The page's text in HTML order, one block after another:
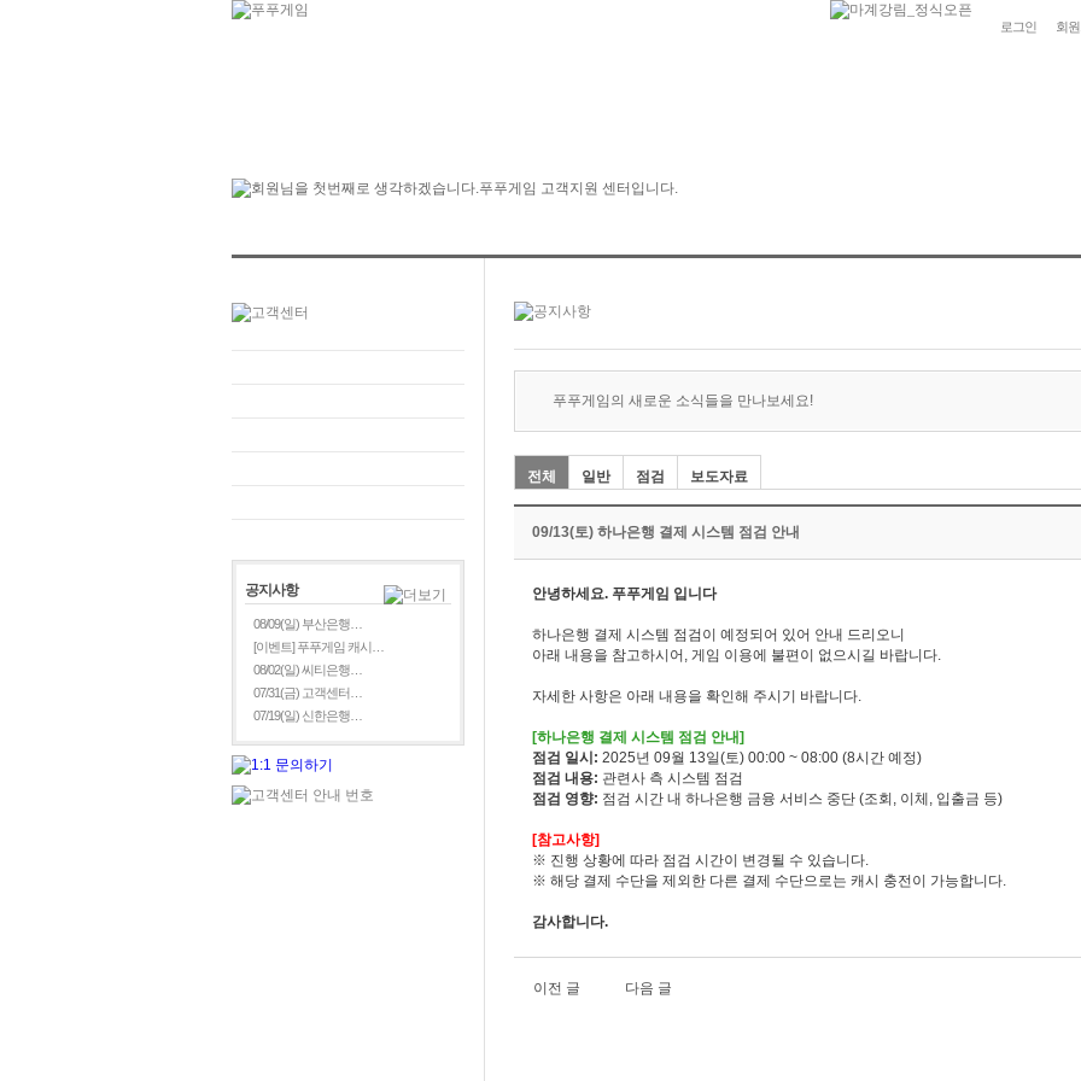
로그인 회
공지사항
08/09(일) 부산은행…
[이벤트] 푸푸게임 캐시…
08/02(일) 씨티은행…
07/31(금) 고객센터…
07/19(일) 신한은행…
푸푸게임의 새로운 소식들을 만나보세요!
전체 일반 점검 보도자료
09/13(토) 하나은행 결제 시스템 점검 안내
안녕하세요. 푸푸게임 입니다
하나은행 결제 시스템 점검이 예정되어 있어 안내 드리오니
아래 내용을 참고하시어, 게임 이용에 불편이 없으시길 바랍니다.
자세한 사항은 아래 내용을 확인해 주시기 바랍니다.
[하나은행 결제 시스템 점검 안내]
점검 일시: 2025년 09월 13일(토) 00:00 ~ 08:00 (8시간 예정)
점검 내용: 관련사 측 시스템 점검
점검 영향: 점검 시간 내 하나은행 금융 서비스 중단 (조회, 이체, 입출금 등)
[참고사항]
※ 진행 상황에 따라 점검 시간이 변경될 수 있습니다.
※ 해당 결제 수단을 제외한 다른 결제 수단으로는 캐시 충전이 가능합니다.
감사합니다.
이전 글 다음 글